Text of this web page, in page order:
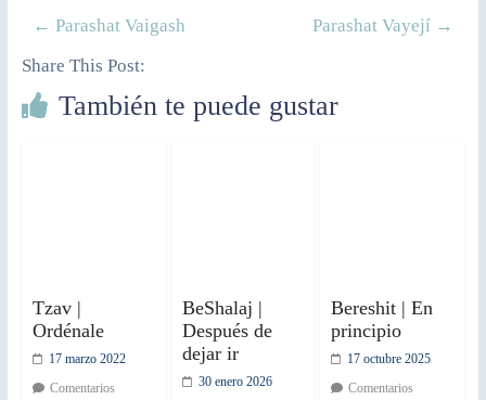
← Parashat Vaigash Parashat Vayejí →
Share This Post:
También te puede gustar
Tzav |
Ordénale
17 marzo 2022
Comentarios
BeShalaj |
Después de
dejar ir
30 enero 2026
Bereshit | En
principio
17 octubre 2025
Comentarios